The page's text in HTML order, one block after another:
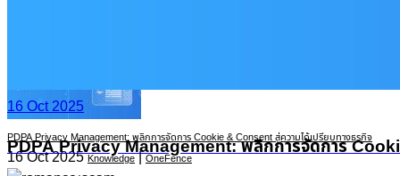
16 Oct 2025
PDPA Privacy Management: พลิกการจัดการ
PDPA Privacy Management: พลิกการจัดการ Cookie & Consent สู่ความได้เปรียบทางธุรกิจ
16 Oct 2025 Knowledge|OneFence